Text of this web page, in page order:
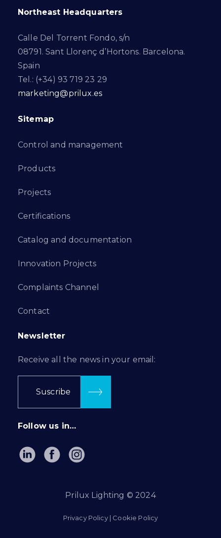
Northeast Headquarters
Calle Del Torrent Fondo, s/n
08791. Sant Llorenç d’Hortons. Barcelona.
Spain
Tel.: (+34) 93 719 23 29
marketing@prilux.es
Sitemap
Control and management
Products
Projects
Certifications
Catalog and documentation
Innovation Projects
Complaints Channel
Contact
Newsletter
Receive all the news in your email:
Suscribe
Follow us in…
Prilux Lighting © 2024
Privacy Policy| Cookie Policy